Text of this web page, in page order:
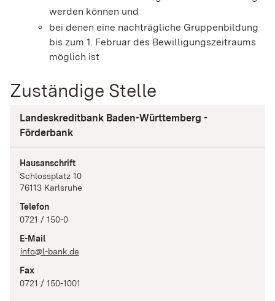
werden können und
bei denen eine nachträgliche Gruppenbildung
bis zum 1. Februar des Bewilligungszeitraums
möglich ist
Zuständige Stelle
Landeskreditbank Baden-Württemberg -
Förderbank
Hausanschrift
Schlossplatz 10
76113 Karlsruhe
Telefon
0721 / 150-0
E-Mail
info@l-bank.de
Fax
0721 / 150-1001